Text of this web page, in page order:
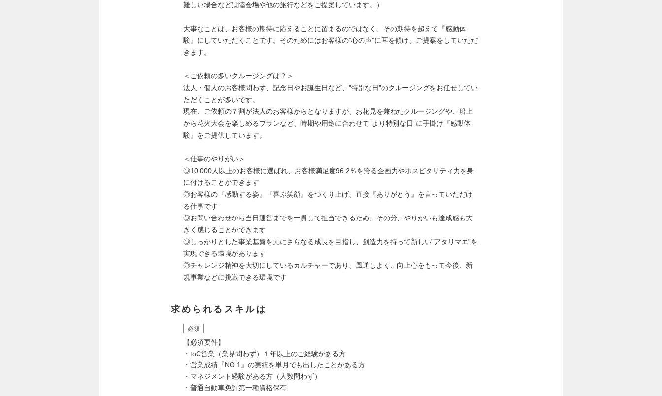
難しい場合などは陸会場や他の旅行などをご提案しています。）
大事なことは、お客様の期待に応えることに留まるのではなく、その期待を超えて『感動体
験』にしていただくことです。そのためにはお客様の”心の声”に耳を傾け、ご提案をしていただ
きます。
＜ご依頼の多いクルージングは？＞
法人・個人のお客様問わず、記念日やお誕生日など、"特別な日”のクルージングをお任せしてい
ただくことが多いです。
現在、ご依頼の７割が法人のお客様からとなりますが、お花見を兼ねたクルージングや、船上
から花火大会を楽しめるプランなど、時期や用途に合わせて”より特別な日”に手掛け『感動体
験』をご提供しています。
＜仕事のやりがい＞
◎10,000人以上のお客様に選ばれ、お客様満足度96.2％を誇る企画力やホスピタリティ力を身
に付けることができます
◎お客様の『感動する姿』『喜ぶ笑顔』をつくり上げ、直接『ありがとう』を言っていただけ
る仕事です
◎お問い合わせから当日運営までを一貫して担当できるため、その分、やりがいも達成感も大
きく感じることができます
◎しっかりとした事業基盤を元にさらなる成長を目指し、創造力を持って新しい”アタリマエ”を
実現できる環境があります
◎チャレンジ精神を大切にしているカルチャーであり、風通しよく、向上心をもって今後、新
規事業などに挑戦できる環境です
求められるスキルは
必須
【必須要件】
・toC営業（業界問わず）１年以上のご経験がある方
・営業成績『NO.1』の実績を単月でも出したことがある方
・マネジメント経験がある方（人数問わず）
・普通自動車免許第一種資格保有